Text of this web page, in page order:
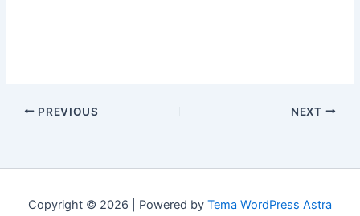
PREVIOUS NEXT
Copyright © 2026 | Powered by Tema WordPress Astra